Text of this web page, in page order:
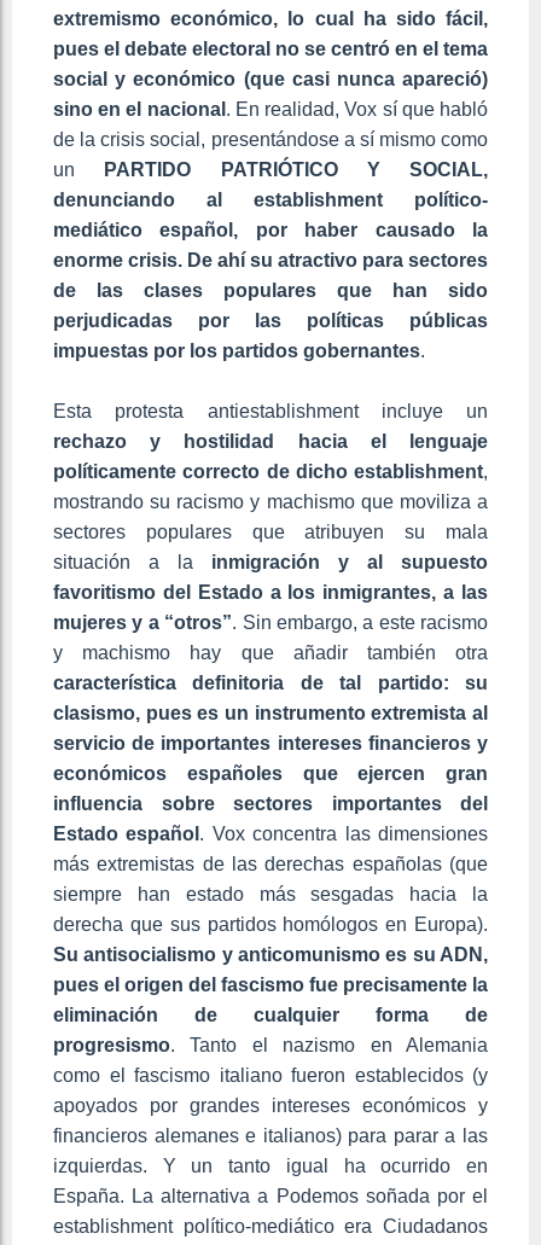
extremismo económico, lo cual ha sido fácil,
pues el debate electoral no se centró en el tema
social y económico (que casi nunca apareció)
sino en el nacional . En realidad, Vox sí que habló
de la crisis social, presentándose a sí mismo como
un
PARTIDO PATRIÓTICO Y SOCIAL,
denunciando al establishment político-
mediático español, por haber causado la
enorme crisis. De ahí su atractivo para sectores
de las clases populares que han sido
perjudicadas por las políticas públicas
impuestas por los partidos gobernantes.
Esta protesta antiestablishment incluye un
rechazo y hostilidad hacia el lenguaje
políticamente correcto de dicho establishment,
mostrando su racismo y machismo que moviliza a
sectores populares que atribuyen su mala
situación a la inmigración y al supuesto
favoritismo del Estado a los inmigrantes, a las
mujeres y a “otros”. Sin embargo, a este racismo
y machismo hay que añadir también otra
característica definitoria de tal partido: su
clasismo, pues es un instrumento extremista al
servicio de importantes intereses financieros y
económicos españoles que ejercen gran
influencia sobre sectores importantes del
Estado español . Vox concentra las dimensiones
más extremistas de las derechas españolas (que
siempre han estado más sesgadas hacia la
derecha que sus partidos homólogos en Europa).
Su antisocialismo y anticomunismo es su ADN,
pues el origen del fascismo fue precisamente la
eliminación de cualquier forma de
progresismo. Tanto el nazismo en Alemania
como el fascismo italiano fueron establecidos (y
apoyados por grandes intereses económicos y
financieros alemanes e italianos) para parar a las
izquierdas. Y un tanto igual ha ocurrido en
España. La alternativa a Podemos soñada por el
establishment político-mediático era Ciudadanos